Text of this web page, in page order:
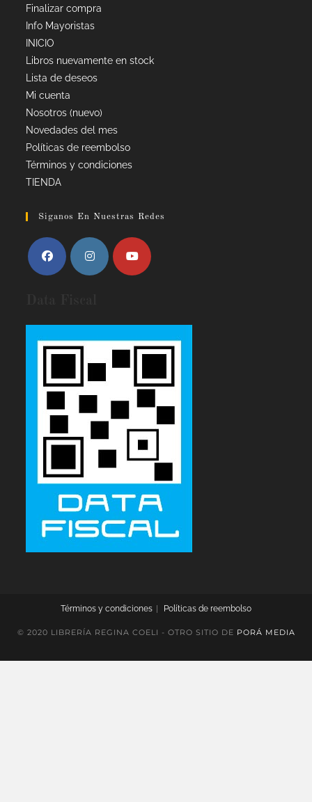
Finalizar compra
Info Mayoristas
INICIO
Libros nuevamente en stock
Lista de deseos
Mi cuenta
Nosotros (nuevo)
Novedades del mes
Políticas de reembolso
Términos y condiciones
TIENDA
Siganos En Nuestras Redes
Términos y condiciones Políticas de reembolso
© 2020 LIBRERÍA REGINA COELI - OTRO SITIO DE PORÁ MEDIA